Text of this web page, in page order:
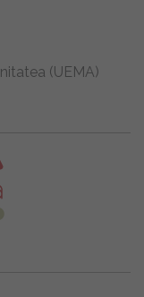
(UEMA)